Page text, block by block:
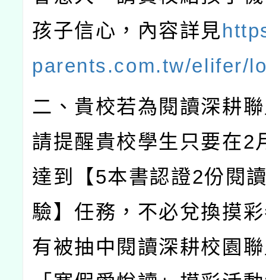
孩子信心，內容詳見
parents.com.tw/elifer/
二、貴校若為閱讀深耕
請提醒貴校學生只要在2
達到【5本書認證2份閱
驗】任務，不必兌換摸
有被抽中閱讀深耕校園